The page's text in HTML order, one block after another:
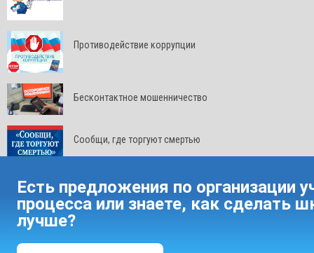
Противодействие коррупции
Бесконтактное мошенничество
Сообщи, где торгуют смертью
Есть предложения по организации
процесса или знаете, как сделать
лучше?